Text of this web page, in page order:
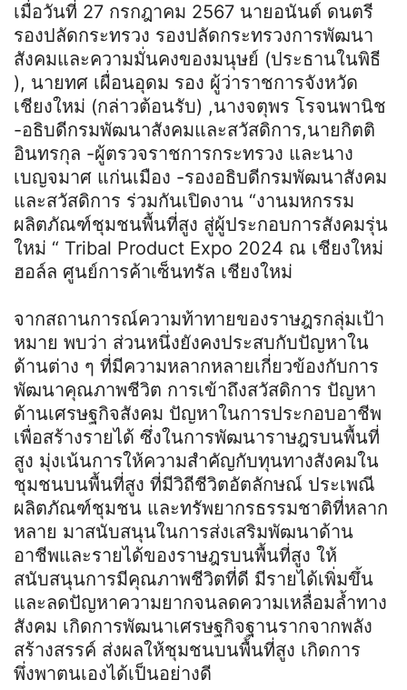
เมื่อวันที่ 27 กรกฎาคม 2567 นายอนันต์ ดนตรี
รองปลัดกระทรวง รองปลัดกระทรวงการพัฒนา
สังคมและความมั่นคงของมนุษย์ (ประธานในพิธี
), นายทศ เผื่อนอุดม รอง ผู้ว่าราชการจังหวัด
เชียงใหม่ (กล่าวต้อนรับ) ,นางจตุพร โรจนพานิช
-อธิบดีกรมพัฒนาสังคมและสวัสดิการ,นายกิตติ
อินทรกุล -ผู้ตรวจราชการกระทรวง และนาง
เบญจมาศ แก่นเมือง -รองอธิบดีกรมพัฒนาสังคม
และสวัสดิการ ร่วมกันเปิดงาน “งานมหกรรม
ผลิตภัณฑ์ชุมชนพื้นที่สูง สู่ผู้ประกอบการสังคมรุ่น
ใหม่ “ Tribal Product Expo 2024 ณ เชียงใหม่
ฮอล์ล ศูนย์การค้าเซ็นทรัล เชียงใหม่
จากสถานการณ์ความท้าทายของราษฎรกลุ่มเป้า
หมาย พบว่า ส่วนหนึ่งยังคงประสบกับปัญหาใน
ด้านต่าง ๆ ที่มีความหลากหลายเกี่ยวข้องกับการ
พัฒนาคุณภาพชีวิต การเข้าถึงสวัสดิการ ปัญหา
ด้านเศรษฐกิจสังคม ปัญหาในการประกอบอาชีพ
เพื่อสร้างรายได้ ซึ่งในการพัฒนาราษฎรบนพื้นที่
สูง มุ่งเน้นการให้ความสำคัญกับทุนทางสังคมใน
ชุมชนบนพื้นที่สูง ที่มีวิถีชีวิตอัตลักษณ์ ประเพณี
ผลิตภัณฑ์ชุมชน และทรัพยากรธรรมชาติที่หลาก
หลาย มาสนับสนุนในการส่งเสริมพัฒนาด้าน
อาชีพและรายได้ของราษฎรบนพื้นที่สูง ให้
สนับสนุนการมีคุณภาพชีวิตที่ดี มีรายได้เพิ่มขึ้น
และลดปัญหาความยากจนลดความเหลื่อมล้ำทาง
สังคม เกิดการพัฒนาเศรษฐกิจฐานรากจากพลัง
สร้างสรรค์ ส่งผลให้ชุมชนบนพื้นที่สูง เกิดการ
พึ่งพาตนเองได้เป็นอย่างดี